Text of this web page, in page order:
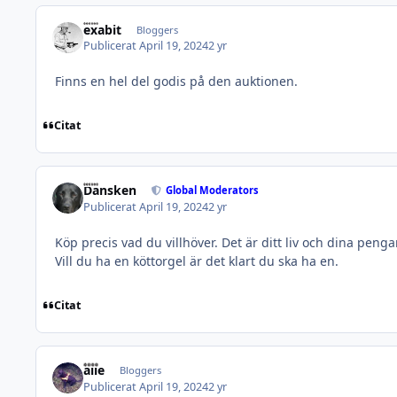
exabit Bloggers
PubliceratApril 19, 20242 yr
Finns en hel del godis på den auktionen.
Citat
Dansken Global Moderators
PubliceratApril 19, 20242 yr
Köp precis vad du villhöver. Det är ditt liv och dina
Vill du ha en köttorgel är det klart du ska ha en.
Citat
alle Bloggers
PubliceratApril 19, 20242 yr